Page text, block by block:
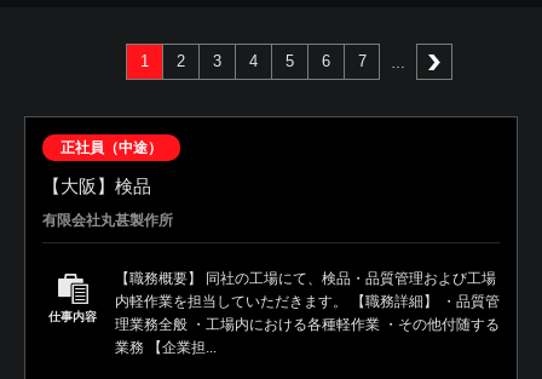
1 2 3 4 5 6 7
正社員（中途）
【大阪】検品
有限会社丸甚製作所
仕事内容
【職務概要】 同社の工場にて、検品・品質管理および工場
内軽作業を担当していただきます。 【職務詳細】 ・品質管
理業務全般 ・工場内における各種軽作業 ・その他付随する
業務 【企業担...